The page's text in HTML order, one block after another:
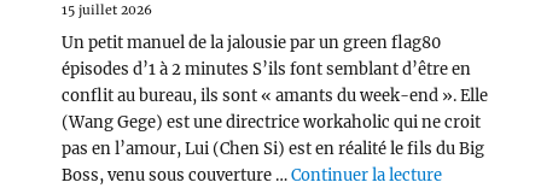
15 juillet 2026
Un petit manuel de la jalousie par un green flag80
épisodes d’1 à 2 minutes S’ils font semblant d’être en
conflit au bureau, ils sont « amants du week-end ». Elle
(Wang Gege) est une directrice workaholic qui ne croit
pas en l’amour, Lui (Chen Si) est en réalité le fils du Big
Boss, venu sous couverture …Continuer la lecturede « Victory